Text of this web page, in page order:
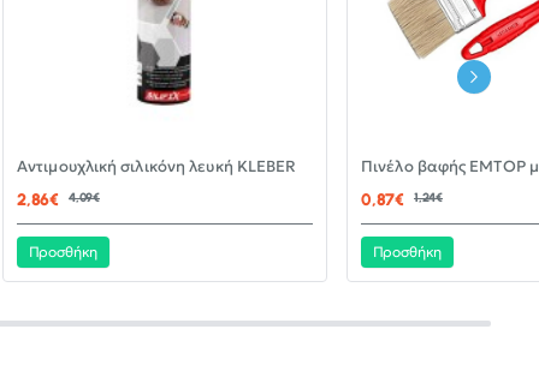
-30%
Αντιμουχλική σιλικόνη λευκή KLEBER
2,86€
4,09€
Προσθήκη
0,87€ 1,24€
Προσθήκη